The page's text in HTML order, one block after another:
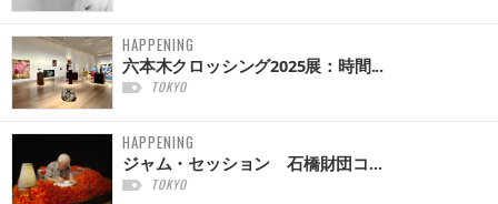
HAPPENING
六本木クロッシング2025展：時間...
TOKYO
HAPPENING
ジャム・セッション 石橋財団コ...
TOKYO